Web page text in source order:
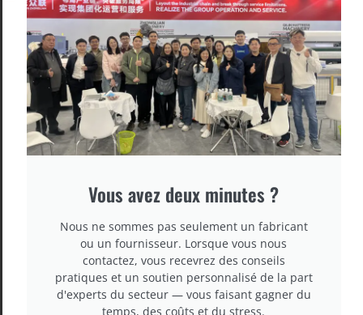
Vous avez deux minutes ?
Nous ne sommes pas seulement un fabricant
ou un fournisseur. Lorsque vous nous
contactez, vous recevrez des conseils
pratiques et un soutien personnalisé de la part
d'experts du secteur — vous faisant gagner du
temps, des coûts et du stress.